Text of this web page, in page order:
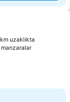
uzaklıkta